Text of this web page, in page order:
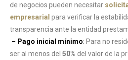
de negocios pueden necesitar
empresarial para verificar la
transparencia ante la entidad
– Pago inicial mínimo: Para no
ser al menos del 50% del valor de la